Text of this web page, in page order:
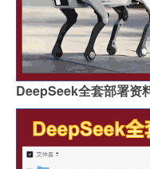
DeepSeek全套部署资